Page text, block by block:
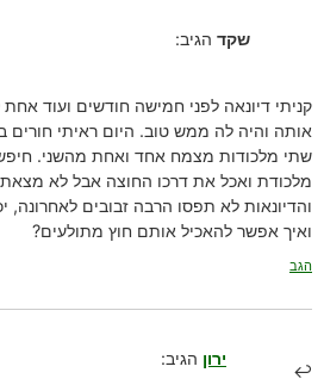
שקד הגיב:
קניתי דיונאה לפני חמישה חודשים ועוד
אותה והיה לה ממש טוב. היום ראיתי חורים
שתי מלכודות מצמח אחד ואחת מהשני.
מלכודת ואכל את דרכו החוצה אבל לא
והדיונאות לא תפסו הרבה זבובים לאחרונה,
ואיך אפשר להאכיל אותם חוץ מתולעים?
הגב
ירון הגיב: